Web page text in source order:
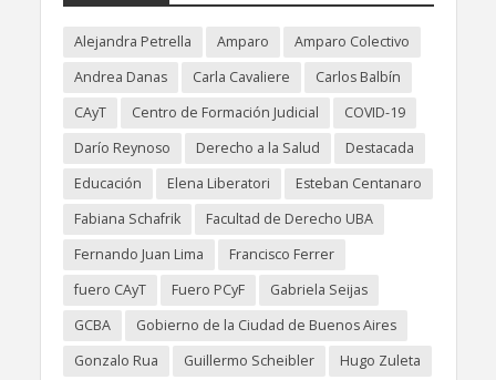
Alejandra Petrella Amparo
Amparo Colectivo
Andrea Danas
Carla Cavaliere
Carlos Balbín
CAyT
Centro de Formación Judicial
COVID-19
Darío Reynoso
Derecho a la Salud
Destacada
Educación
Elena Liberatori
Esteban Centanaro
Fabiana Schafrik
Facultad de Derecho UBA
Fernando Juan Lima
Francisco Ferrer
fuero CAyT
Fuero PCyF
Gabriela Seijas
GCBA
Gobierno de la Ciudad de Buenos Aires
Gonzalo Rua
Guillermo Scheibler
Hugo Zuleta